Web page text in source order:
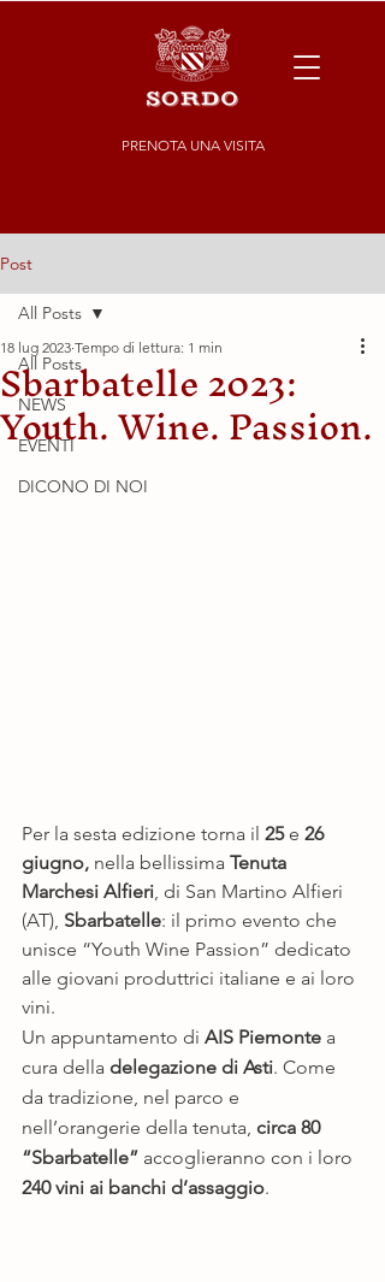
PRENOTA UNA VISITA
Post
All Posts
NEWS
EVENTI
DICONO DI NOI
All Posts
Sbarbatelle 2023:
Youth. Wine. Passion.
18 lug 2023 Tempo di lettura: 1 min
Per la sesta edizione torna il 25 e 26
giugno, nella bellissima Tenuta
Marchesi Alfieri, di San Martino Alfieri
(AT), Sbarbatelle: il primo evento che
unisce “Youth Wine Passion” dedicato
alle giovani produttrici italiane e ai loro
vini.
Un appuntamento di AIS Piemonte a
cura della delegazione di Asti. Come
da tradizione, nel parco e
nell’orangerie della tenuta, circa 80
“Sbarbatelle” accoglieranno con i loro
240 vini ai banchi d’assaggio.